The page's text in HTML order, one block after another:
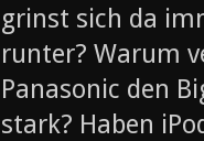
grinst sich da
runter? Warum
Panasonic den
stark? Haben